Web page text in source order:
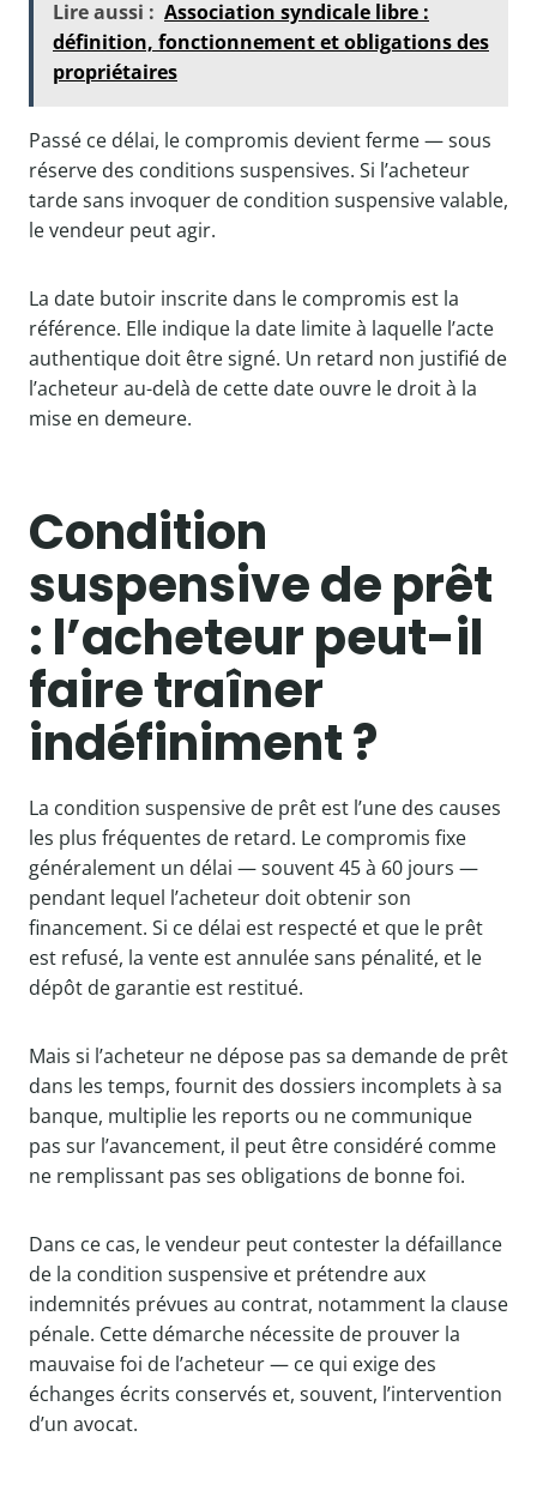
Lire aussi : Association syndicale libre :
définition, fonctionnement et obligations des
propriétaires
Passé ce délai, le compromis devient ferme — sous
réserve des conditions suspensives. Si l’acheteur
tarde sans invoquer de condition suspensive valable,
le vendeur peut agir.
La date butoir inscrite dans le compromis est la
référence. Elle indique la date limite à laquelle l’acte
authentique doit être signé. Un retard non justifié de
l’acheteur au-delà de cette date ouvre le droit à la
mise en demeure.
Condition
suspensive de prêt
: l’acheteur peut-il
faire traîner
indéfiniment ?
La condition suspensive de prêt est l’une des causes
les plus fréquentes de retard. Le compromis fixe
généralement un délai — souvent 45 à 60 jours —
pendant lequel l’acheteur doit obtenir son
financement. Si ce délai est respecté et que le prêt
est refusé, la vente est annulée sans pénalité, et le
dépôt de garantie est restitué.
Mais si l’acheteur ne dépose pas sa demande de prêt
dans les temps, fournit des dossiers incomplets à sa
banque, multiplie les reports ou ne communique
pas sur l’avancement, il peut être considéré comme
ne remplissant pas ses obligations de bonne foi.
Dans ce cas, le vendeur peut contester la défaillance
de la condition suspensive et prétendre aux
indemnités prévues au contrat, notamment la clause
pénale. Cette démarche nécessite de prouver la
mauvaise foi de l’acheteur — ce qui exige des
échanges écrits conservés et, souvent, l’intervention
d’un avocat.